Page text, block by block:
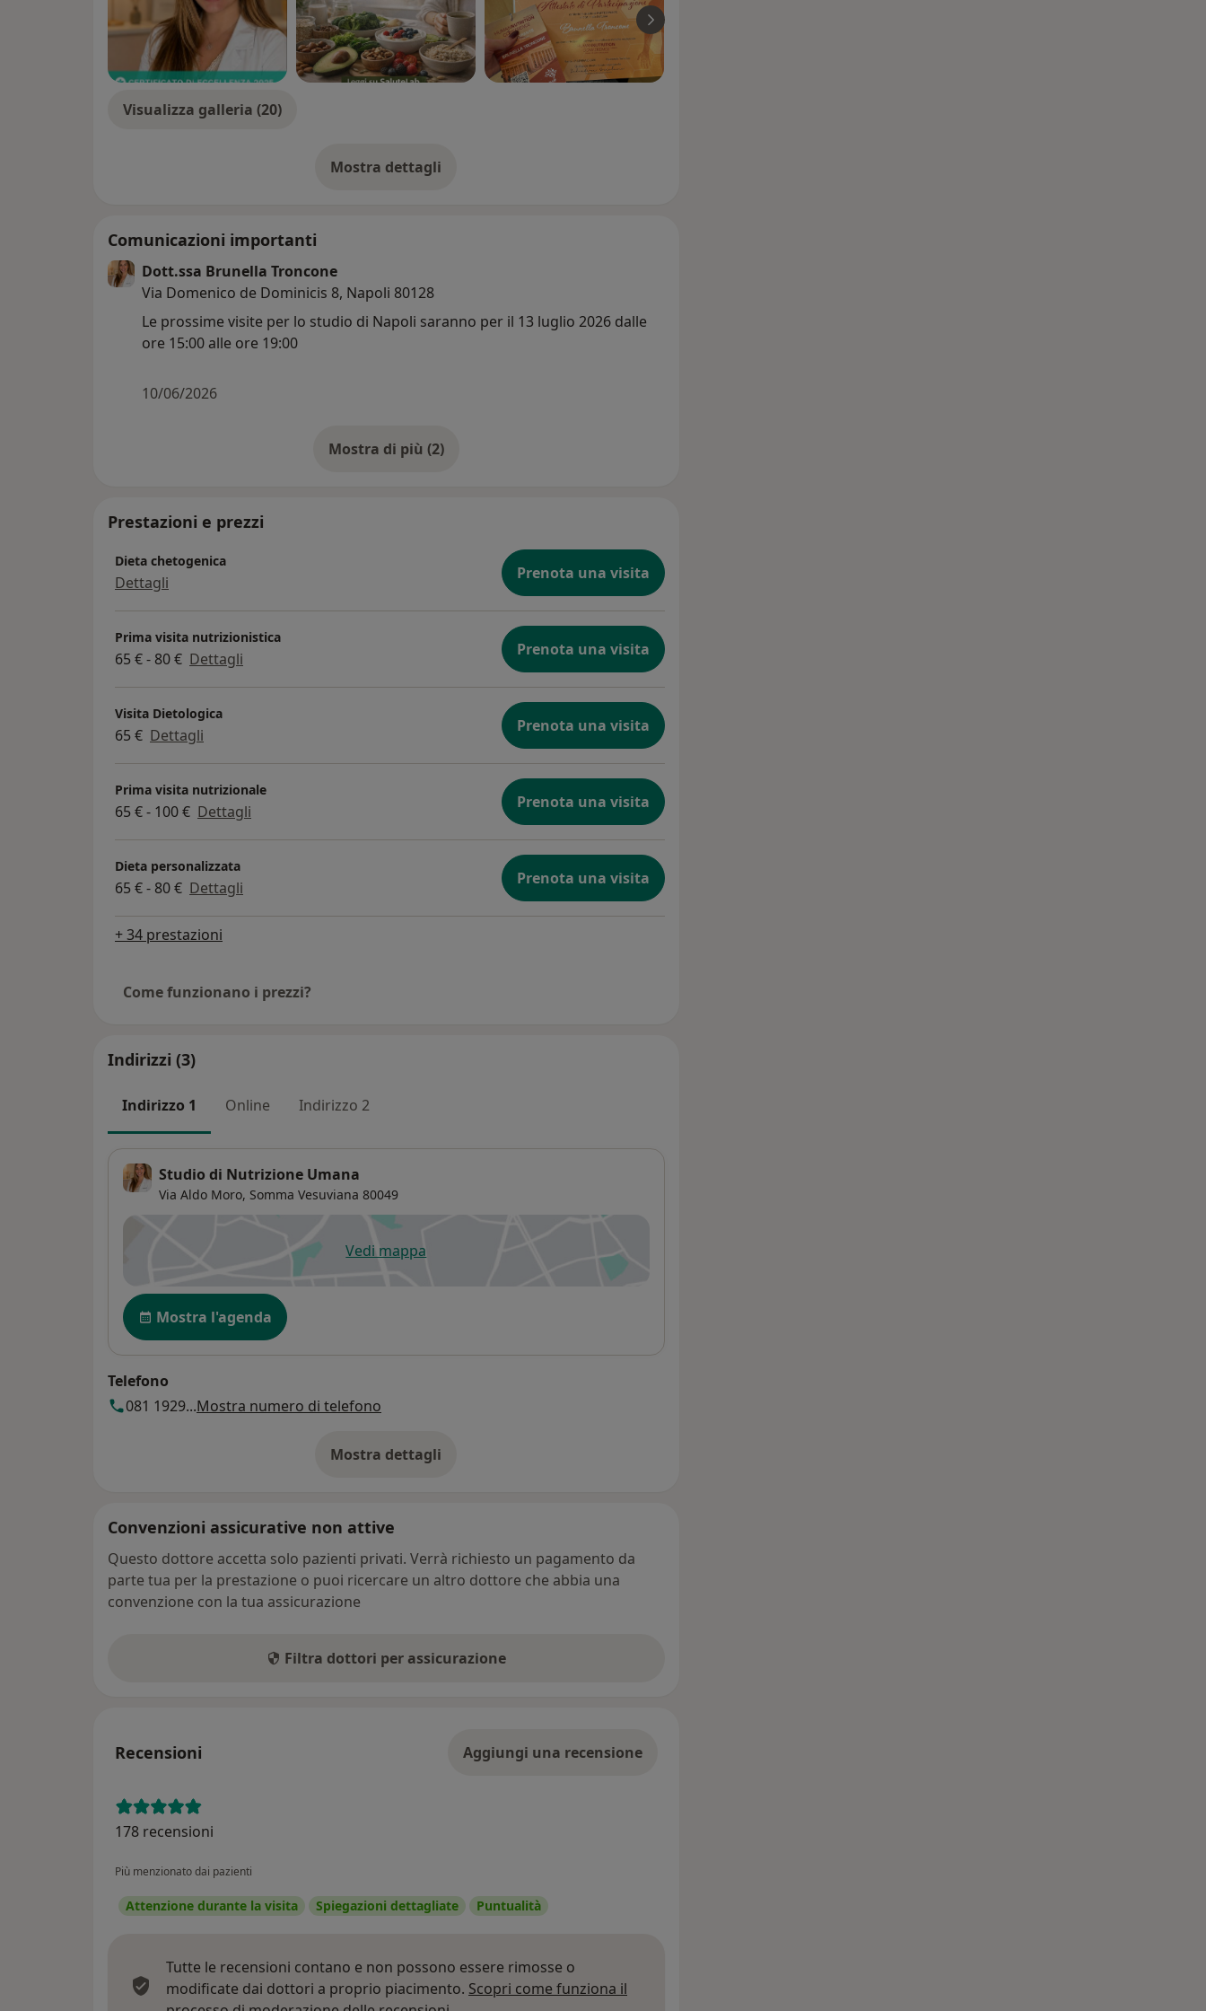
Visualizza galleria (20)
Mostra dettagli
sull'esperienza
Comunicazioni importanti
Dott.ssa Brunella Troncone
Via Domenico de Dominicis 8, Napoli 80128
Le prossime visite per lo studio di Napoli saranno per il 13 luglio 2026 dalle
ore 15:00 alle ore 19:00
10/06/2026
Mostra di più (2)
Prestazioni e prezzi
Dieta chetogenica
Dettagli Prenota una visita
Prima visita nutrizionistica
65 € - 80 € Dettagli Prenota una visita
Visita Dietologica
65 € Dettagli Prenota una visita
Prima visita nutrizionale
65 € - 100 € Dettagli Prenota una visita
Dieta personalizzata
65 € - 80 € Dettagli Prenota una visita
+ 34 prestazioni
Come funzionano i prezzi?
Indirizzi (3)
Indirizzo 1 Online Indirizzo 2
Studio di Nutrizione Umana
Via Aldo Moro, Somma Vesuviana 80049
Vedi mappasi apre in una nuova scheda
Disponibilità
Mostra l'agenda
Telefono
081 1929...Mostra numero di telefono
Mostra dettagli
sull'indirizzo
Convenzioni assicurative non attive
Questo dottore accetta solo pazienti privati. Verrà richiesto un pagamento da
parte tua per la prestazione o puoi ricercare un altro dottore che abbia una
convenzione con la tua assicurazione
Filtra dottori per assicurazione
Recensioni Aggiungi una recensione
178 recensioni
Più menzionato dai pazienti
Attenzione durante la visita Spiegazioni dettagliate Puntualità
Tutte le recensioni contano e non possono essere rimosse o
modificate dai dottori a proprio piacimento. Scopri come funziona il